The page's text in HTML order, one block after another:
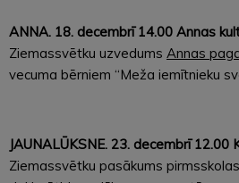
ANNA. 18. decembrī 14.00 Annas
Ziemassvētku uzvedums Annas
vecuma bērniem “Meža iemītnieku
JAUNALŪKSNE. 23. decembrī
Ziemassvētku pasākums